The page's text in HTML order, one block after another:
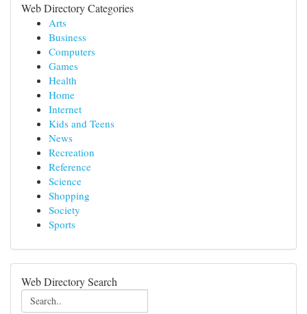
Web Directory Categories
Arts
Business
Computers
Games
Health
Home
Internet
Kids and Teens
News
Recreation
Reference
Science
Shopping
Society
Sports
Web Directory Search